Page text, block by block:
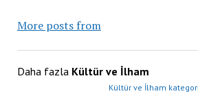
More posts from
Daha fazla Kültür ve İlham
Kültür ve İlham